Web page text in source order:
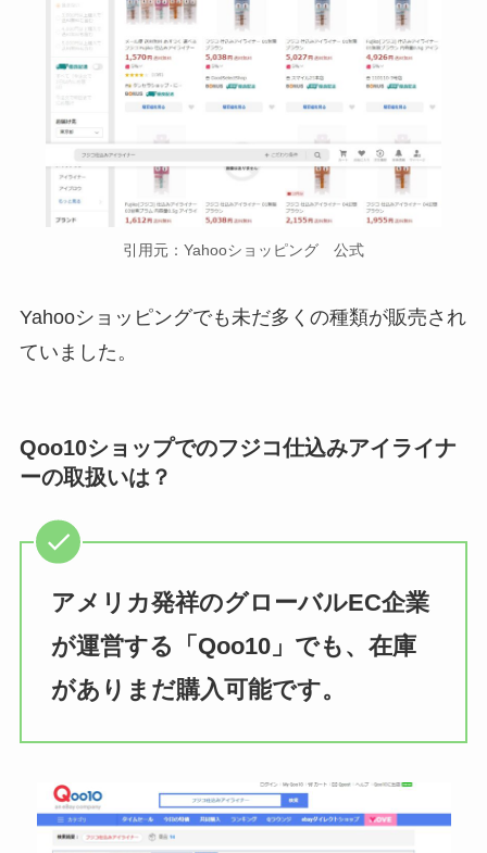
引用元：Yahooショッピング 公式
Yahooショッピングでも未だ多くの種類が販売され
ていました。
Qoo10ショップでのフジコ仕込みアイライナ
ーの取扱いは？
アメリカ発祥のグローバルEC企業
が運営する「Qoo10」でも、在庫
がありまだ購入可能です。